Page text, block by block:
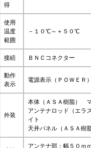
得
使用
温度
範囲
－１０℃～＋５０℃
接続 ＢＮＣコネクター
動作
表示
電源表示（ＰＯＷＥＲ
外装
本体（ＡＳＡ樹脂）
アンテナロッド（エラ
イト
天井パネル（ＡＳＡ樹
アンテナ部：幅５０